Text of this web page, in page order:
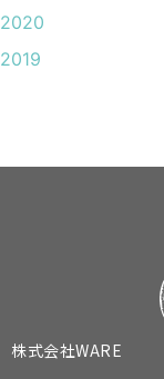
2020
2019
株式会社WARE